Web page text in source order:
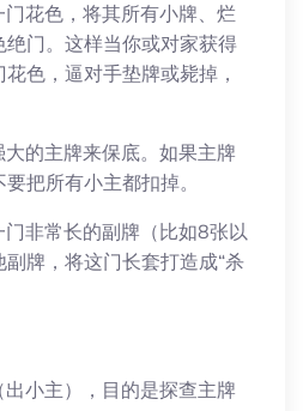
门花色，将其所有小牌、烂
门。这样当你或对家获得
色，逼对手垫牌或毙掉，
的主牌来保底。如果主牌
把所有小主都扣掉。
门非常长的副牌（比如8张以
牌，将这门长套打造成“杀
出小主），目的是探查主牌